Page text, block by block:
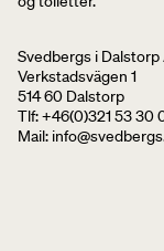
Svedbergs i Dalstorp
Verkstadsvägen 1
514 60 Dalstorp
Tlf: +46(0)321 53 30
Mail: